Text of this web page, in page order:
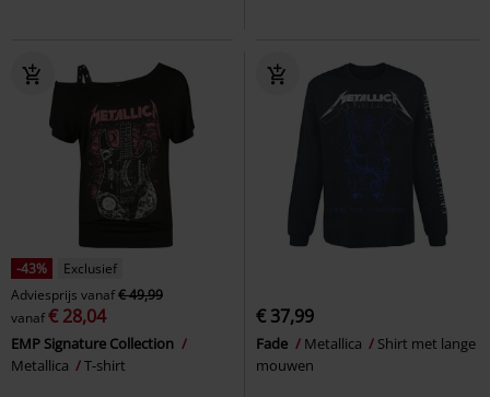
-43%
Exclusief
Adviesprijs vanaf€ 49,99
vanaf€ 28,04
EMP Signature Collection
Metallica
T-shirt
€ 37,99
Fade Metallica
Shirt met lange
mouwen